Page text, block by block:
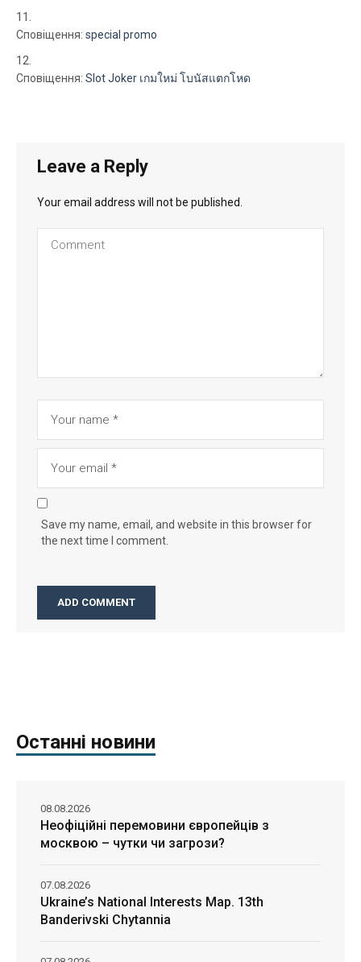
Сповіщення: special promo
Сповіщення: Slot Joker เกมใหม่ โบนัสแตกโหด
Leave a Reply
Your email address will not be published.
Save my name, email, and website in this browser for
the next time I comment.
Останні новини
Неофіційні перемовини європейців з
москвою – чутки чи загрози?
08.08.2026
Ukraine’s National Interests Map. 13th
Banderivski Chytannia
07.08.2026